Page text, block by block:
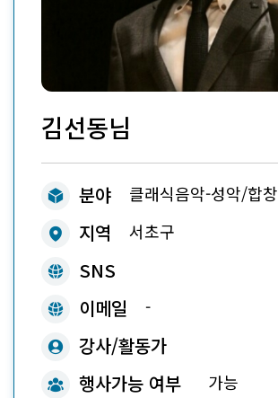
김선동님
ico 분야
클래식음악-성악/합창
ico
지역
서초구
ico
SNS
ico 이메일
-
ico
강사/활동가
ico 행사가능 여부
가능